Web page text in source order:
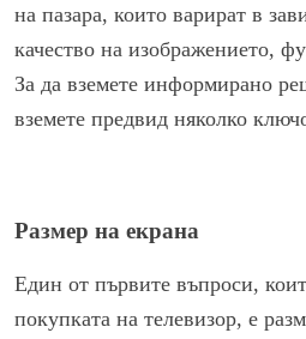
на пазара, които варират в
качество на изображението,
За да вземете информирано
вземете предвид няколко
Размер на екрана
Един от първите въпроси,
покупката на телевизор, е